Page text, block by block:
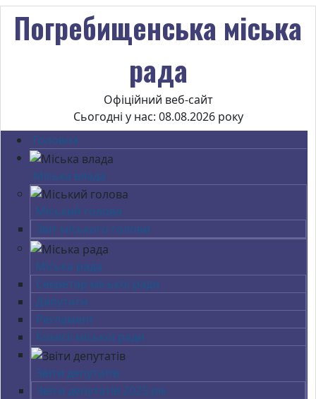
Погребищенська міська
рада
Офіційний веб-сайт
Сьогодні у нас: 08.08.2026 року
Головна
Міська влада
Міський голова
Звіт міського голови
Міська рада
Секретар міської ради
Депутати
Регламент
Комісії міської ради
Звіти депутатів
Звіти депутатів 2025 рік